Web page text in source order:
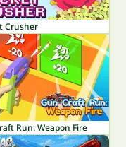
Crusher
Run: Weapon Fire